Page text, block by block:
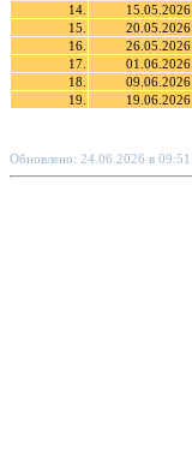
14.
15.05.2026
15.
20.05.2026
16.
26.05.2026
17.
01.06.2026
18.
09.06.2026
19.
19.06.2026
Обновлено: 24.06.2026 в 09:51.